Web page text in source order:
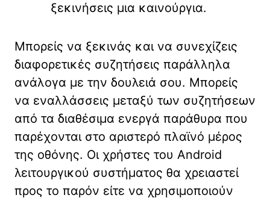
ξεκινήσεις μια καινούργια.
Μπορείς να ξεκινάς και να συνεχίζεις
διαφορετικές συζητήσεις παράλληλα
ανάλογα με την δουλειά σου. Μπορείς
να εναλλάσσεις μεταξύ των συζητήσεων
από τα διαθέσιμα ενεργά παράθυρα που
παρέχονται στο αριστερό πλαϊνό μέρος
της οθόνης. Οι χρήστες του Android
λειτουργικού συστήματος θα χρειαστεί
προς το παρόν είτε να χρησιμοποιούν